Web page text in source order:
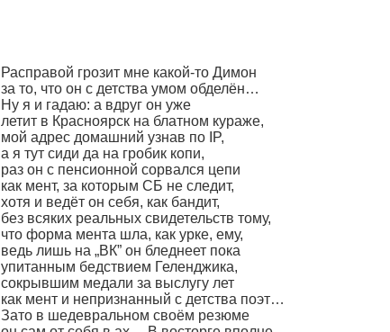
Расправой грозит мне какой-то Димон
за то, что он с детства умом обделён…
Ну я и гадаю: а вдруг он уже
летит в Красноярск на блатном кураже,
мой адрес домашний узнав по IP,
а я тут сиди да на гробик копи,
раз он с пенсионной сорвался цепи
как мент, за которым СБ не следит,
хотя и ведёт он себя, как бандит,
без всяких реальных свидетельств тому,
что форма мента шла, как урке, ему,
ведь лишь на „ВК” он бледнеет пока
упитанным бедствием Геленджика,
сокрывшим медали за выслугу лет
как мент и непризнанный с детства поэт…
Зато в шедевральном своём резюме